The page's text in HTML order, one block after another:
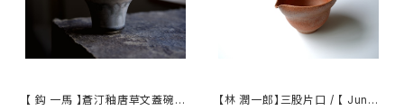
【 鈎 一馬 】蒼汀釉唐草文蓋碗 /
【林 潤一郎】三股片口 / 【 Junic